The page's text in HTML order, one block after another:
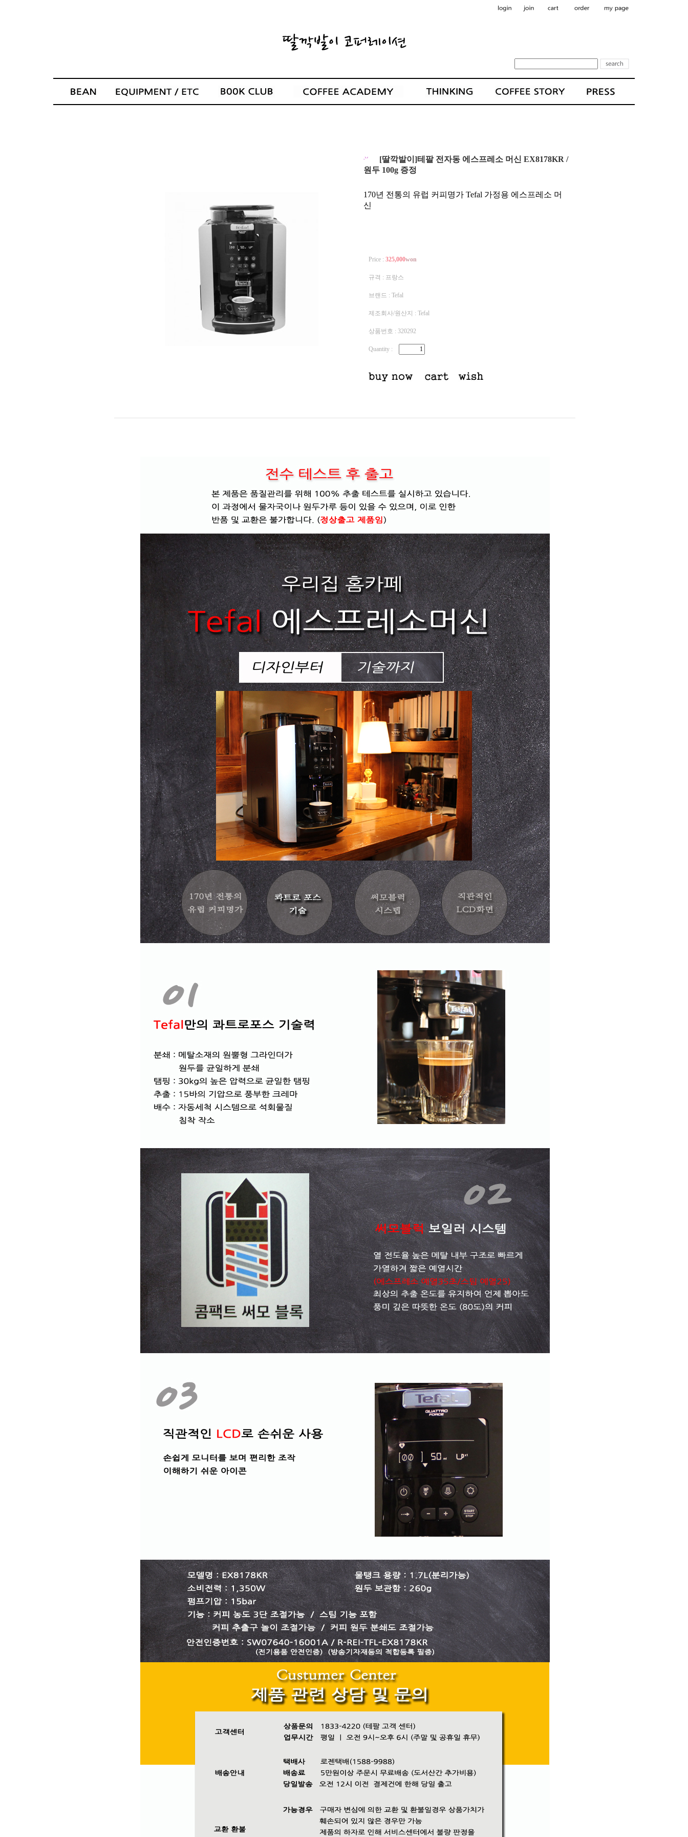
[딸깍발이]테팔 전자동 에스프레소 머신 EX8178KR /
원두 100g 증정
170년 전통의 유럽 커피명가 Tefal 가정용 에스프레소 머
신
Price : 325,000won
규격 : 프랑스
브랜드 : Tefal
제조회사/원산지 : Tefal
상품번호 : 320292
Quantity: